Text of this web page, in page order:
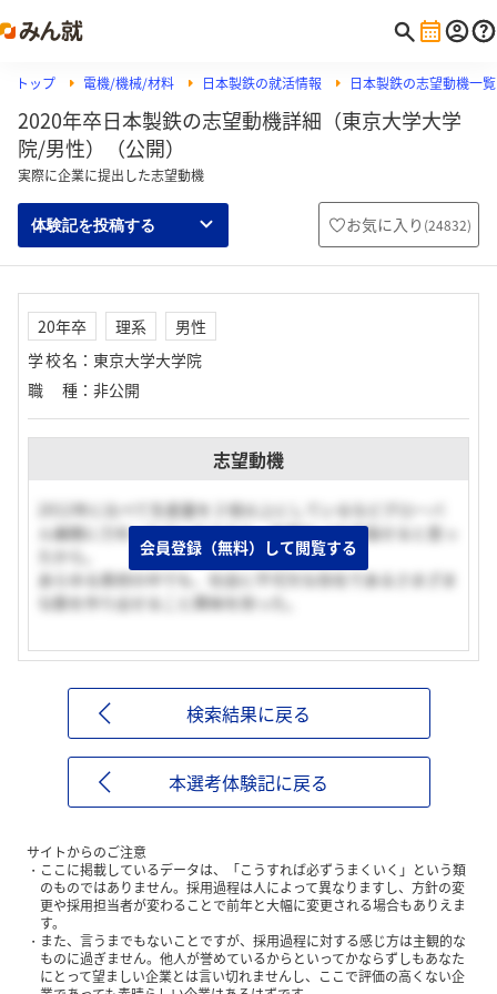
トップ 電機/機械/材料 日本製鉄の就活情報 日本製鉄の志望動機一覧
2020年卒日本製鉄の志望動機詳細（東京大学大学
院/男性）（公開）
実際に企業に提出した志望動機
体験記を投稿する お気に入り (24832)
20年卒 理系
男性
学校名 ： 東京大学大学院
職種 ： 非公開
志望動機
2012年に比べて生産量を２倍以上にしているなどグローバ
ル展開に力をいれていれており、世界No.1を目指せると思っ
あらゆる素材の中でも、社会に不可欠な存在であるさまざま
な鉄を作り出せること興味を持った。
会員登録（無料）して閲覧する
検索結果に戻る
本選考体験記に戻る
サイトからのご注意
ここに掲載しているデータは、「こうすれば必ずうまくいく」という類
のものではありません。採用過程は人によって異なりますし、方針の変
更や採用担当者が変わることで前年と大幅に変更される場合もありえま
す。
また、言うまでもないことですが、採用過程に対する感じ方は主観的な
ものに過ぎません。他人が誉めているからといってかならずしもあなた
にとって望ましい企業とは言い切れませんし、ここで評価の高くない企